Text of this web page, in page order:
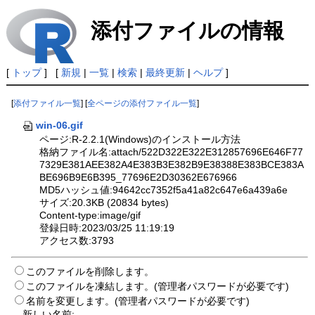
添付ファイルの情報
[ トップ] [ 新規 | 一覧| 検索| 最終更新| ヘルプ]
[添付ファイル一覧 ] [全ページの添付ファイル一覧
win-06.gif
ページ:R-2.2.1(Windows)のインストール方法
格納ファイル名:attach/522D322E322E312857696E646F77
7329E381AEE382A4E383B3E382B9E38388E383BCE383A
BE696B9E6B395_77696E2D30362E676966
MD5ハッシュ値:94642cc7352f5a41a82c647e6a439a6e
サイズ:20.3KB (20834 bytes)
Content-type:image/gif
登録日時:2023/03/25 11:19:19
アクセス数:3793
このファイルを削除します。
このファイルを凍結します。(管理者パスワードが必要です)
名前を変更します。(管理者パスワードが必要です)